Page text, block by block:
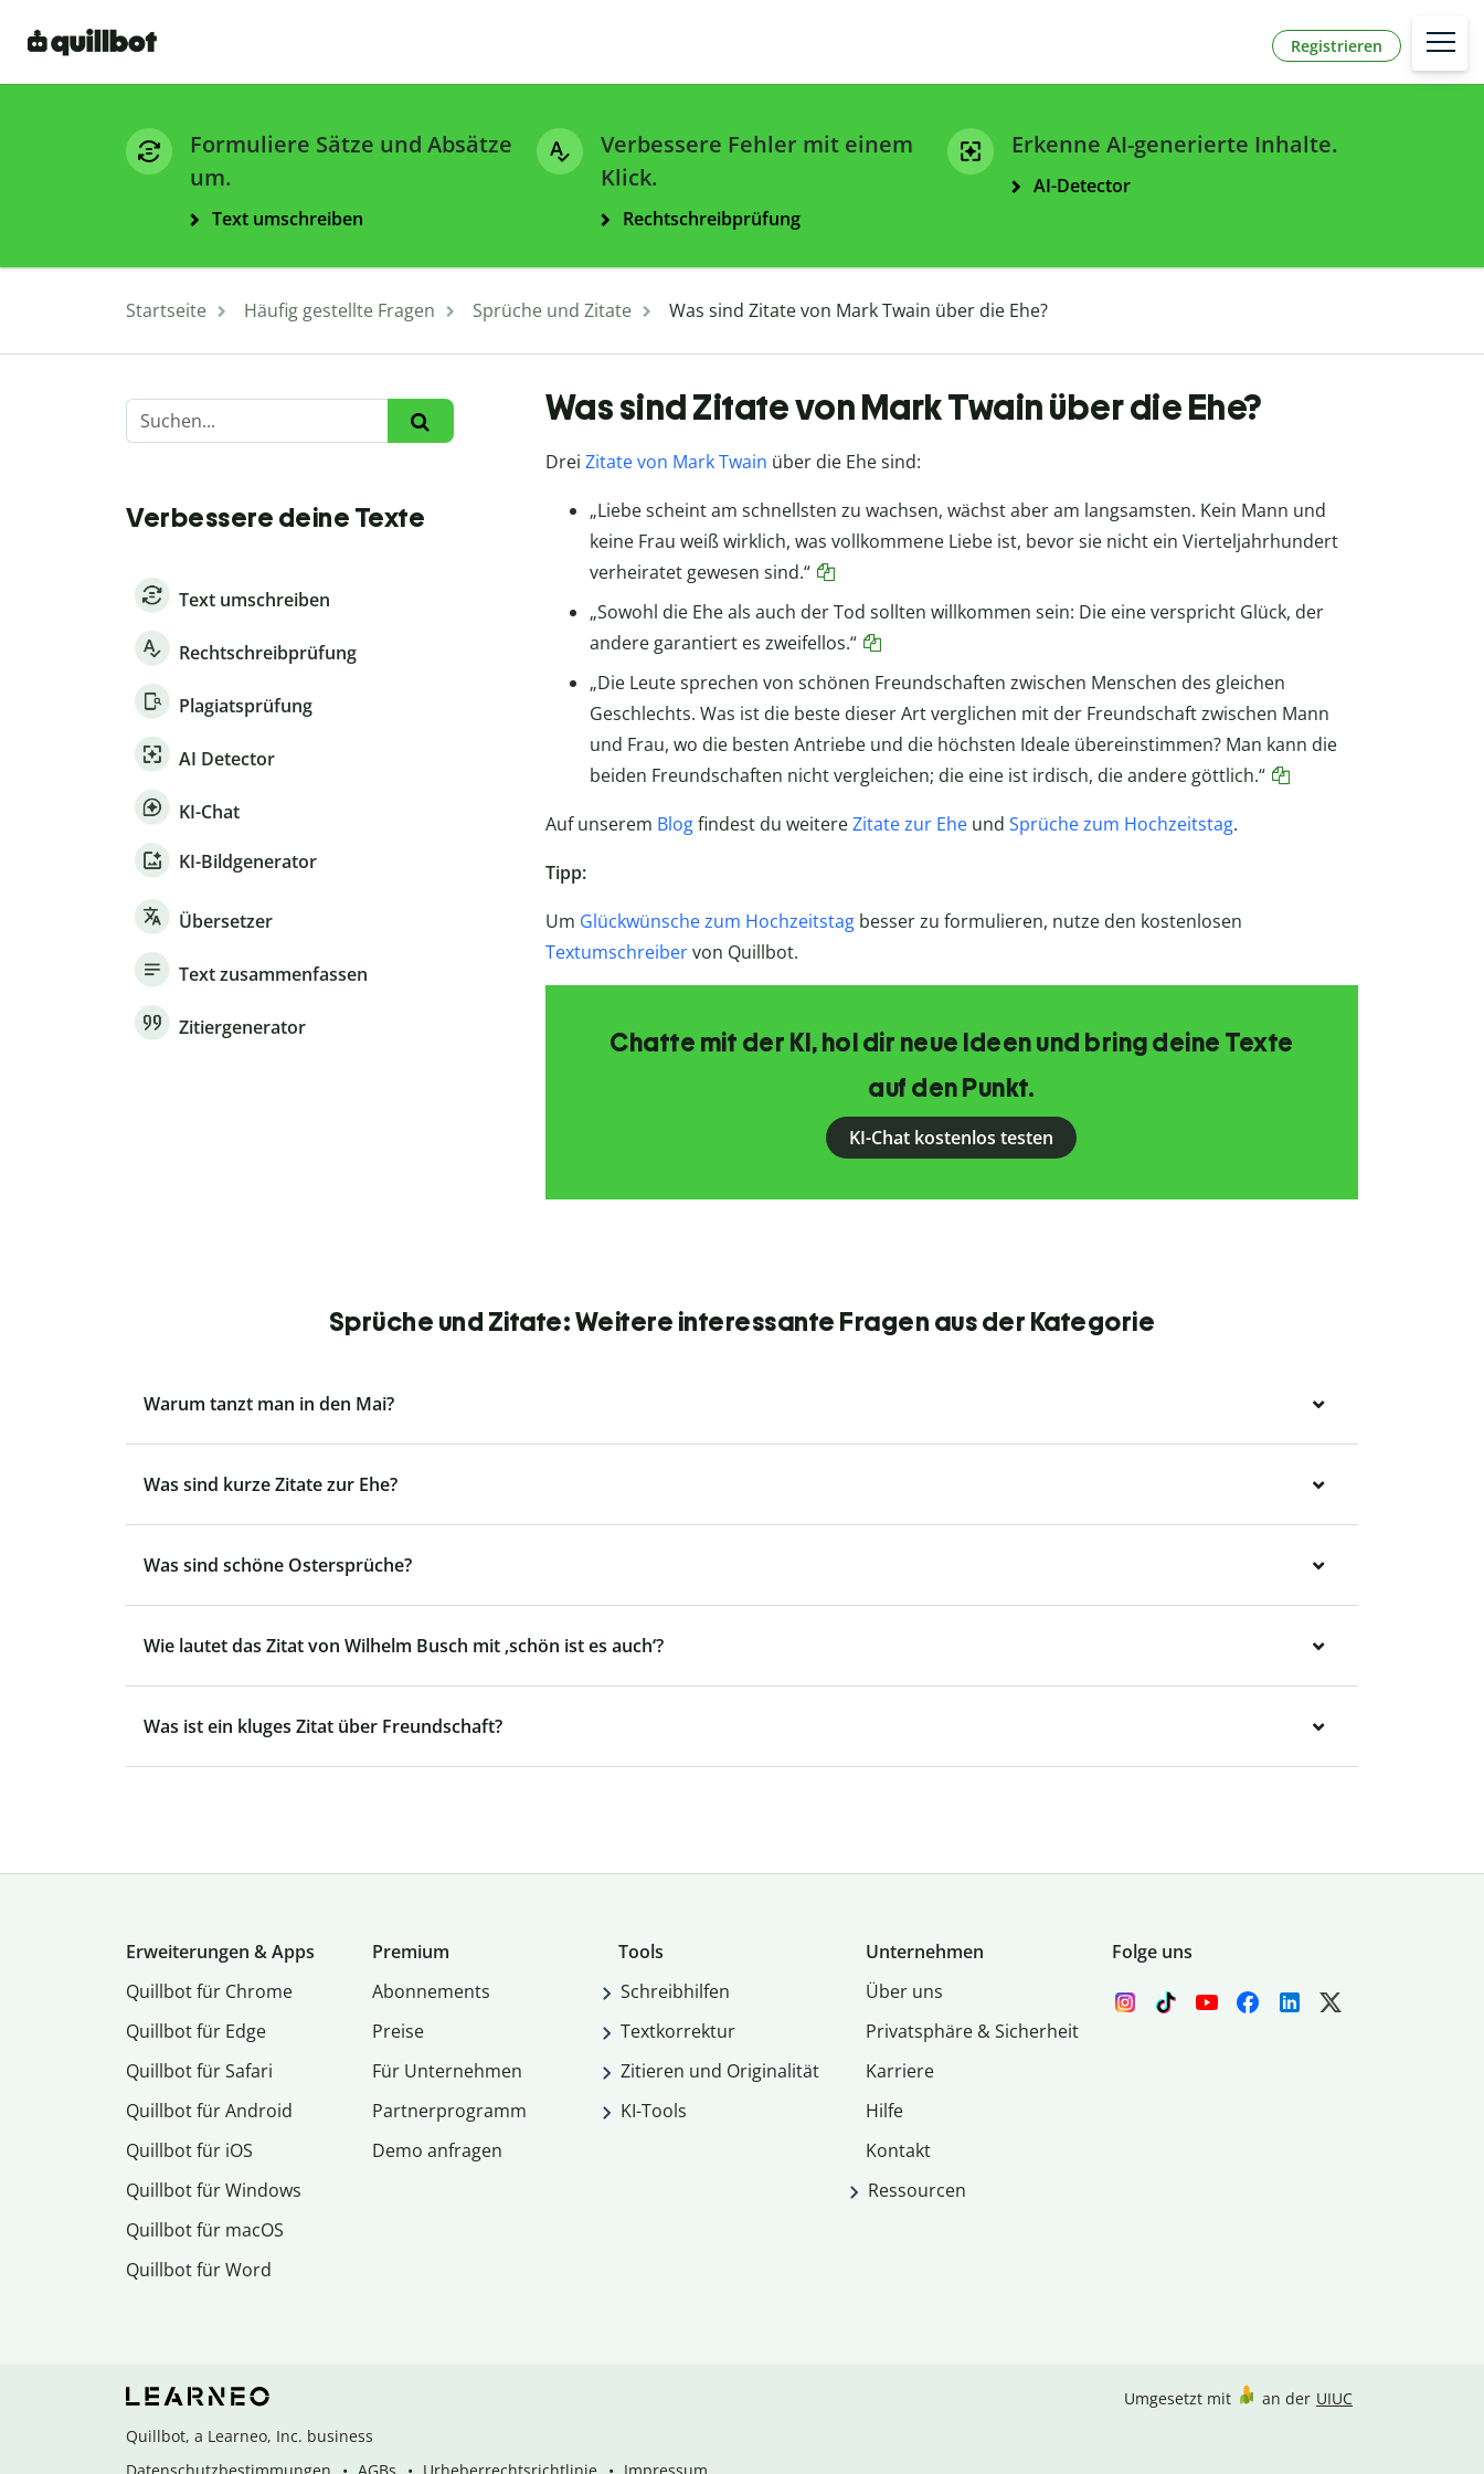
Registrieren
Formuliere Sätze und Absätze
um.
Text umschreiben
Verbessere Fehler mit einem
Klick.
Rechtschreibprüfung
Erkenne AI-generierte Inhalte.
AI-Detector
Startseite Häufig gestellte Fragen Sprüche und Zitate Was sind Zitate von Mark Twain über die Ehe?
Verbessere deine Texte
Text umschreiben
Rechtschreibprüfung
Plagiatsprüfung
AI Detector
KI-Chat
KI-Bildgenerator
Übersetzer
Text zusammenfassen
Zitiergenerator
Was sind Zitate von Mark Twain über die Ehe?
Drei Zitate von Mark Twain über die Ehe sind:
„Liebe scheint am schnellsten zu wachsen, wächst aber am langsamsten. Kein Mann und
keine Frau weiß wirklich, was vollkommene Liebe ist, bevor sie nicht ein Vierteljahrhundert
verheiratet gewesen sind.“
„Sowohl die Ehe als auch der Tod sollten willkommen sein: Die eine verspricht Glück, der
andere garantiert es zweifellos.“
„Die Leute sprechen von schönen Freundschaften zwischen Menschen des gleichen
Geschlechts. Was ist die beste dieser Art verglichen mit der Freundschaft zwischen Mann
und Frau, wo die besten Antriebe und die höchsten Ideale übereinstimmen? Man kann die
beiden Freundschaften nicht vergleichen; die eine ist irdisch, die andere göttlich.“
Auf unserem Blogfindest du weitereZitate zur Eheund Sprüche zum Hochzeitstag.
Tipp:
Um Glückwünsche zum Hochzeitstagbesser zu formulieren, nutze den kostenlosen
Textumschreibervon Quillbot.
Chatte mit der KI, hol dir neue Ideen und bring deine Texte
auf den Punkt.
KI-Chat kostenlos testen
Sprüche und Zitate: Weitere interessante Fragen aus der Kategorie
Warum tanzt man in den Mai?
Was sind kurze Zitate zur Ehe?
Was sind schöne Ostersprüche?
Wie lautet das Zitat von Wilhelm Busch mit ‚schön ist es auch‘?
Was ist ein kluges Zitat über Freundschaft?
Erweiterungen & Apps
Quillbot für Chrome
Quillbot für Edge
Quillbot für Safari
Quillbot für Android
Quillbot für iOS
Quillbot für Windows
Quillbot für macOS
Quillbot für Word
Premium
Abon­ne­ments
Preise
Für Unternehmen
Partnerprogramm
Demo anfragen
Tools
Schreibhilfen
Textkorrektur
Zitieren und Originalität
KI-Tools
Unternehmen
Über uns
Privatsphäre & Sicherheit
Karriere
Hilfe
Kontakt
Ressourcen
Folge uns
Quillbot, a Learneo, Inc. business
Umgesetzt mit an der UIUC